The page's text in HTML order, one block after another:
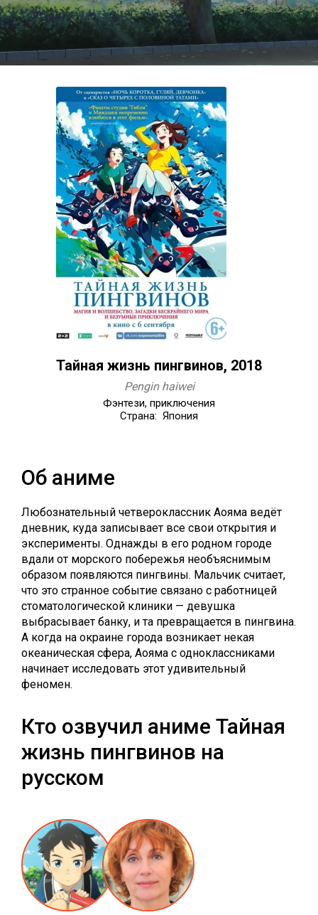
Тайная жизнь пингвинов, 2018
Pengin haiwei
Фэнтези, приключения
Страна: Япония
Об аниме
Любознательный четвероклассник Аояма ведёт
дневник, куда записывает все свои открытия и
эксперименты. Однажды в его родном городе
вдали от морского побережья необъяснимым
образом появляются пингвины. Мальчик считает,
что это странное событие связано с работницей
стоматологической клиники — девушка
выбрасывает банку, и та превращается в пингвина.
А когда на окраине города возникает некая
океаническая сфера, Аояма с одноклассниками
начинает исследовать этот удивительный
феномен.
Кто озвучил аниме Тайная
жизнь пингвинов на
русском